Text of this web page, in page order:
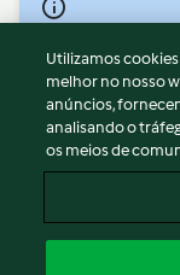
© Copyright 2026
Termos de
Aviso sobre
Aviso
Apoio legal
Conteúdo do
Utilizamos
melhor no nosso
anúncios,
analisando o
os meios de